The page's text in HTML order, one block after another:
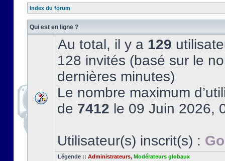
Index du forum
Qui est en ligne ?
Au total, il y a 129
128 invités (basé sur le
dernières minutes)
Le nombre maximum
de 7412 le 09 Juin 2026,
Utilisateur(s) inscrit(s) :
Légende :: Administrateurs, Modérateurs globaux